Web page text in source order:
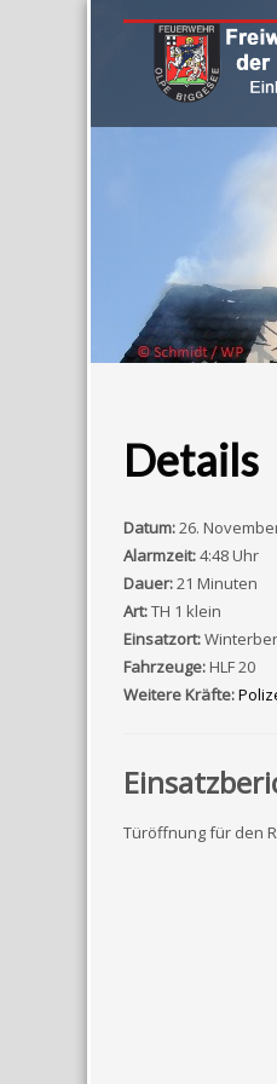
Details
Datum:26.
Alarmzeit:4:48 Uhr
Dauer:21 Minuten
Art:TH 1 klein
Einsatzort:
Fahrzeuge:HLF 20
Weitere Kräfte:
Türöffnung für den